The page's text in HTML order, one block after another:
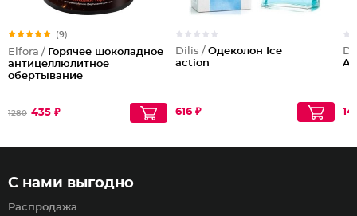
(9)
Elfora / Горячее шоколадное
антицеллюлитное
обертывание
1280 435 ₽
Dilis / Одеколон Ice
action
616 ₽
С нами выгодно
Распродажа